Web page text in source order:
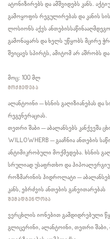
ატონიზირებს და ამშვიდებს კანს.
გამოყოფის რეგულირებას და კანის
ლოსიონს აქვს
გამონაყარს და ხელს უწყობს მცირე
შეიცავს სპირტს, ამიტომ არ აშრობს და
მოც: 100 მლ
ᲛᲝᲥᲛᲔᲓᲔᲑᲐ
ალანტოინი – ხსნის გაღიზიანებას და
რეგენერაციას.
თეთრი შაბი – აბალანსებს კანქვეშა
WILLOWHERB – გააჩნია ანთების
ანტიმიკრობული მოქმედება. ხსნის
სრულიად უსაფრთხო და
როზმარინის ჰიდროლატი –
კანს, ებრძვის ანთების განვითარებას
ᲨᲔᲛᲐᲓᲒᲔᲜᲚᲝᲑᲐ
ვერცხლის იონებით გამდიდრებული
გლიცერინი, ალანტოინი, თეთრი